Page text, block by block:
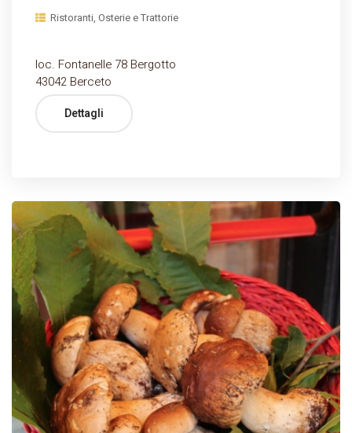
Ristoranti, Osterie e Trattorie
loc. Fontanelle 78 Bergotto
43042 Berceto
Dettagli